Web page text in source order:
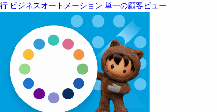
行 ビジネスオートメーション 単一の顧客ビュー